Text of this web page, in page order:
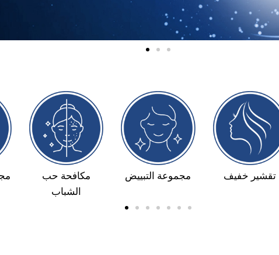
مجموعة التبييض تقشير خفيف مجموعة الأطفال